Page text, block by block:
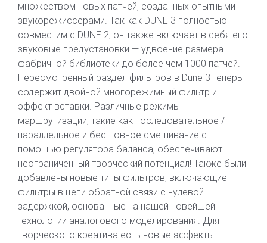
множеством новых патчей, созданных опытными
звукорежиссерами. Так как DUNE 3 полностью
совместим с DUNE 2, он также включает в себя его
звуковые предустановки — удвоение размера
фабричной библиотеки до более чем 1000 патчей.
Пересмотренный раздел фильтров в Dune 3 теперь
содержит двойной многорежимный фильтр и
эффект вставки. Различные режимы
маршрутизации, такие как последовательное /
параллельное и бесшовное смешивание с
помощью регулятора баланса, обеспечивают
неограниченный творческий потенциал! Также были
добавлены новые типы фильтров, включающие
фильтры в цепи обратной связи с нулевой
задержкой, основанные на нашей новейшей
технологии аналогового моделирования. Для
творческого креатива есть новые эффекты